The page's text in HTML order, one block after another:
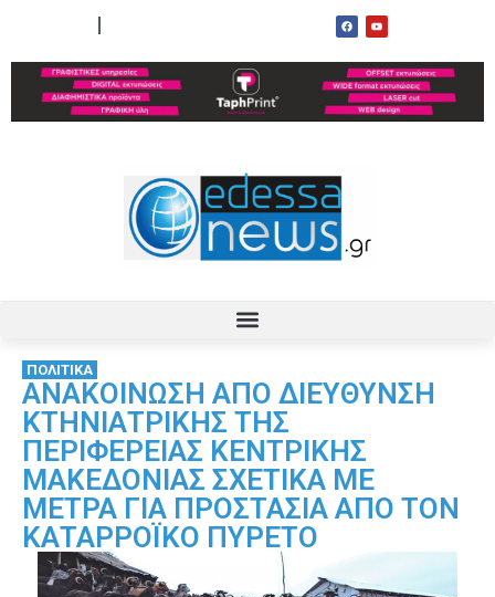
ΠΟΛΙΤΙΚΑ
ΑΝΑΚΟΙΝΩΣΗ ΑΠΟ ΔΙΕΥΘΥΝΣΗ
ΚΤΗΝΙΑΤΡΙΚΗΣ ΤΗΣ
ΠΕΡΙΦΕΡΕΙΑΣ ΚΕΝΤΡΙΚΗΣ
ΜΑΚΕΔΟΝΙΑΣ ΣΧΕΤΙΚΑ ΜΕ
ΜΕΤΡΑ ΓΙΑ ΠΡΟΣΤΑΣΙΑ ΑΠΟ ΤΟΝ
ΚΑΤΑΡΡΟΪΚΟ ΠΥΡΕΤΟ